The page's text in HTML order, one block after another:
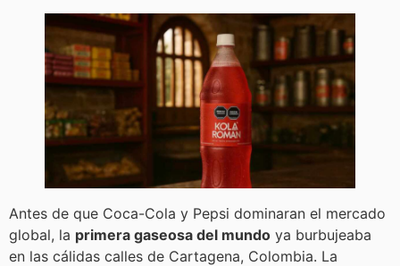
Antes de que Coca-Cola y Pepsi dominaran el mercado
global, la primera gaseosa del mundo ya burbujeaba
en las cálidas calles de Cartagena, Colombia. La